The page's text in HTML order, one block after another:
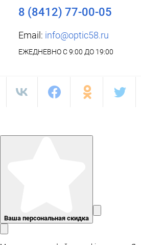
8 (8412) 77-00-05
Email: info@optic58.ru
ЕЖЕДНЕВНО С 9:00 ДО 19:00
Ваша персональная скидка